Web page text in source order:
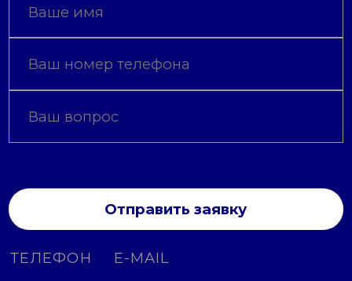
Отправить заявку
ТЕЛЕФОН E-MAIL